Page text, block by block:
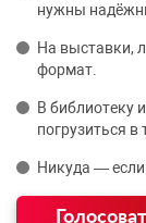
нужны
На выставки,
формат.
В библиотеку
погрузиться в
Никуда —